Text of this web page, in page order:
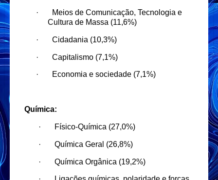
·
Meios de Comunicação, Tecnologia e
Cultura de Massa (11,6%)
· Cidadania (10,3%)
· Capitalismo (7,1%)
· Economia e sociedade (7,1%)
Química:
· Físico-Química (27,0%)
· Química Geral (26,8%)
· Química Orgânica (19,2%)